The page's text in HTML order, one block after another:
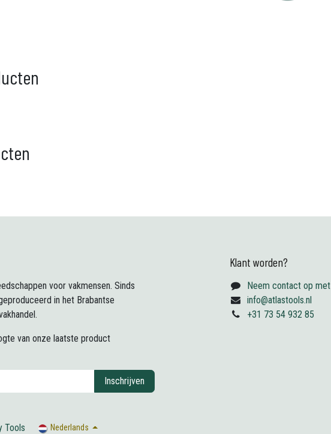
voor vakmensen. Sinds
in het Brabantse
van onze laatste product
Inschrijven
Klant worden?
Neem contact op
info@atlastools.nl
+31 73 54 932 85
Tools Nederlands